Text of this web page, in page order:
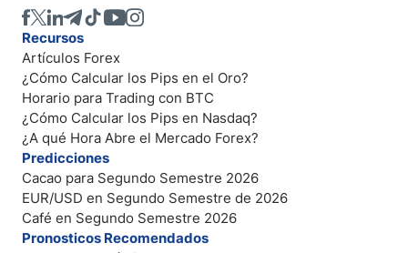
Recursos
Artículos Forex
¿Cómo Calcular los Pips en el Oro?
Horario para Trading con BTC
¿Cómo Calcular los Pips en Nasdaq?
¿A qué Hora Abre el Mercado Forex?
Predicciones
Cacao para Segundo Semestre 2026
EUR/USD en Segundo Semestre de 2026
Café en Segundo Semestre 2026
Pronosticos Recomendados